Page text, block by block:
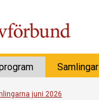
Samlingar
juni 2026